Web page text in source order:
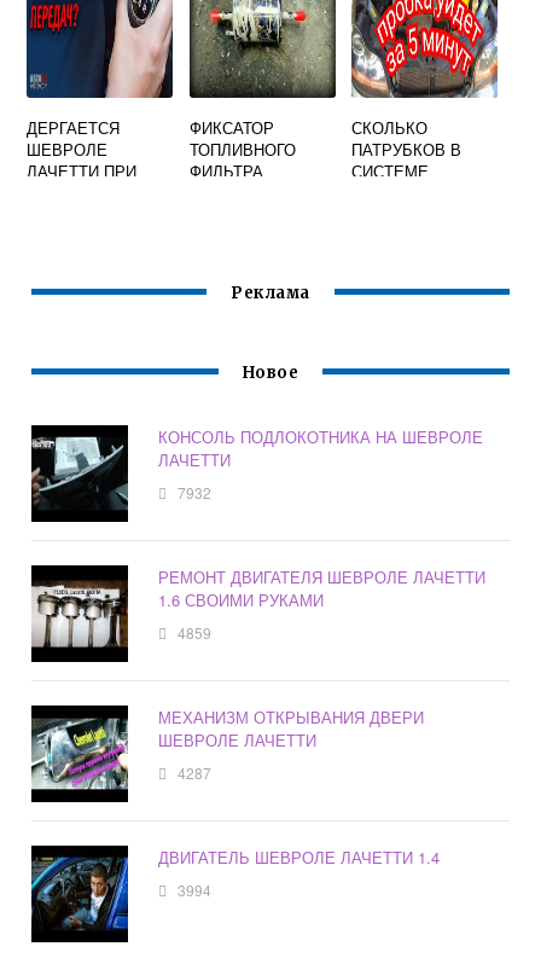
ДЕРГАЕТСЯ
ШЕВРОЛЕ
ЛАЧЕТТИ ПРИ
ФИКСАТОР
ТОПЛИВНОГО
ФИЛЬТРА
СКОЛЬКО
ПАТРУБКОВ В
СИСТЕМЕ
Реклама
Новое
КОНСОЛЬ ПОДЛОКОТНИКА НА ШЕВРОЛЕ
ЛАЧЕТТИ
7932
РЕМОНТ ДВИГАТЕЛЯ ШЕВРОЛЕ ЛАЧЕТТИ
1.6 СВОИМИ РУКАМИ
4859
МЕХАНИЗМ ОТКРЫВАНИЯ ДВЕРИ
ШЕВРОЛЕ ЛАЧЕТТИ
4287
ДВИГАТЕЛЬ ШЕВРОЛЕ ЛАЧЕТТИ 1.4
3994